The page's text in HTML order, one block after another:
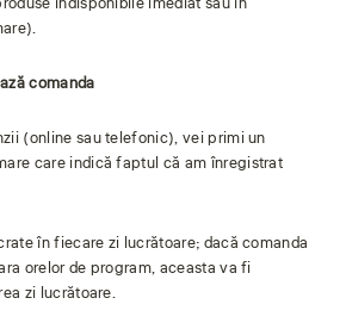
comanda
(online sau telefonic), vei primi un
care indică faptul că am înregistrat
în fiecare zi lucrătoare; dacă comanda
orelor de program, aceasta va fi
zi lucrătoare.